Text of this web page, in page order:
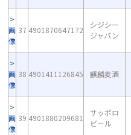
画
像
37 4901870647172
シジシー
ジャパン
画
像
38 4901411126845 麒麟麦酒
画
像
39 4901880209681
サッポロ
ビール